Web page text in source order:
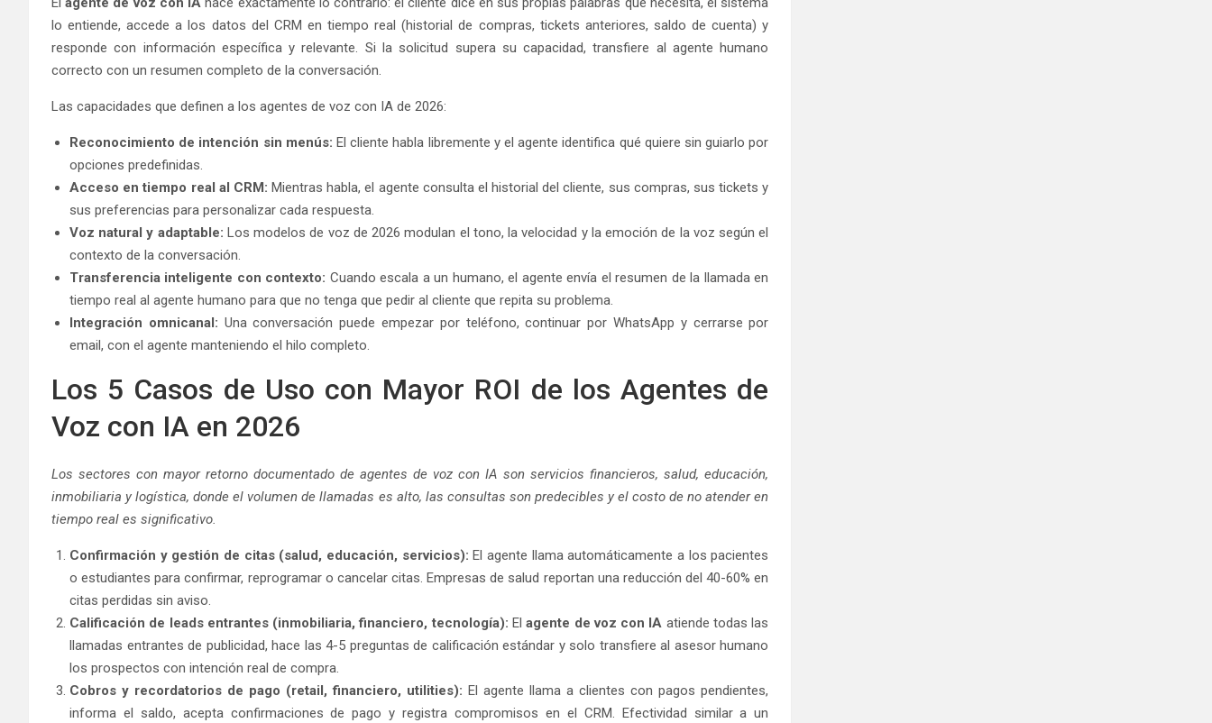
lo entiende, accede a los datos del CRM en tiempo real (historial de compras, tickets anteriores, saldo de cuenta) y
responde con información específica y relevante. Si la solicitud supera su capacidad, transfiere al agente humano
correcto con un resumen completo de la conversación.
Las capacidades que definen a los agentes de voz con IA de 2026:
Reconocimiento de intención sin menús: El cliente habla libremente y el agente identifica qué quiere sin guiarlo por
opciones predefinidas.
Acceso en tiempo real al CRM: Mientras habla, el agente consulta el historial del cliente, sus compras, sus tickets y
sus preferencias para personalizar cada respuesta.
Voz natural y adaptable: Los modelos de voz de 2026 modulan el tono, la velocidad y la emoción de la voz según el
contexto de la conversación.
Transferencia inteligente con contexto: Cuando escala a un humano, el agente envía el resumen de la llamada en
tiempo real al agente humano para que no tenga que pedir al cliente que repita su problema.
Integración omnicanal: Una conversación puede empezar por teléfono, continuar por WhatsApp y cerrarse por
email, con el agente manteniendo el hilo completo.
Los 5 Casos de Uso con Mayor ROI de los Agentes de
Voz con IA en 2026
Los sectores con mayor retorno documentado de agentes de voz con IA son servicios financieros, salud, educación,
inmobiliaria y logística, donde el volumen de llamadas es alto, las consultas son predecibles y el costo de no atender en
tiempo real es significativo.
Confirmación y gestión de citas (salud, educación, servicios): El agente llama automáticamente a los pacientes
o estudiantes para confirmar, reprogramar o cancelar citas. Empresas de salud reportan una reducción del 40-60% en
citas perdidas sin aviso.
Calificación de leads entrantes (inmobiliaria, financiero, tecnología): Elagente de voz con IA atiende todas las
llamadas entrantes de publicidad, hace las 4-5 preguntas de calificación estándar y solo transfiere al asesor humano
los prospectos con intención real de compra.
Cobros y recordatorios de pago (retail, financiero, utilities): El agente llama a clientes con pagos pendientes,
informa el saldo, acepta confirmaciones de pago y registra compromisos en el CRM. Efectividad similar a un